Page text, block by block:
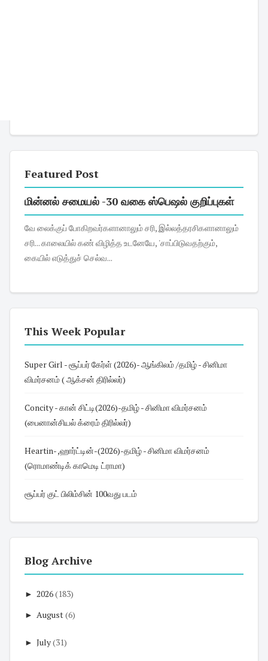
Featured Post
மின்னல் சமையல் -30 வகை ஸ்பெஷல் குறிப்புகள்
வே லைக்குப் போகிறவர்களானாலும் சரி, இல்லத்தரசிகளானாலும்
சரி... காலையில் கண் விழித்த உடனேயே, 'சாப்பிடுவதற்கும்,
கையில் எடுத்துச் செல்வ...
This Week Popular
Super Girl - சூப்பர் கேர்ள் (2026)- ஆங்கிலம் /தமிழ் - சினிமா
விமர்சனம் ( ஆக்சன் திரில்லர்)
Concity - கான் சிட்டி(2026)-தமிழ் - சினிமா விமர்சனம்
(பைனான்சியல் க்ரைம் திரில்லர்)
Heartin- ,ஹார்ட்டின்-(2026)-தமிழ் - சினிமா விமர்சனம்
(ரொமாண்டிக் காமெடி ட்ராமா)
சூப்பர் குட் பிலிம்சின் 100வது படம்
Blog Archive
► 2026(183)
► August(6)
► July(31)